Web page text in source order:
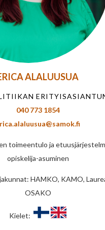
ALALUUSUA
040 773 1854
toimeentulo ja
opiskelija-asuminen
HAMKO, KAMO,
OSAKO
Kielet: